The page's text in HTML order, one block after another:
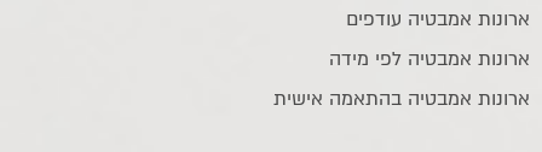
ארונות אמבטיה עודפים
ארונות אמבטיה לפי מידה
ארונות אמבטיה בהתאמה אישית